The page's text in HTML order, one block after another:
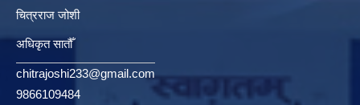
चित्रराज जोशी
अधिकृत सातौँ
chitrajoshi233@gmail.com
9866109484